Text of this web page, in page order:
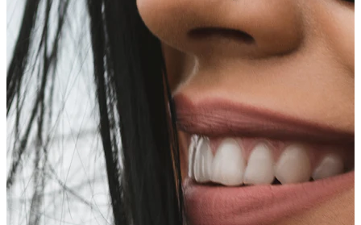
Bodymod Care